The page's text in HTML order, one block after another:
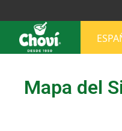
Mapa del